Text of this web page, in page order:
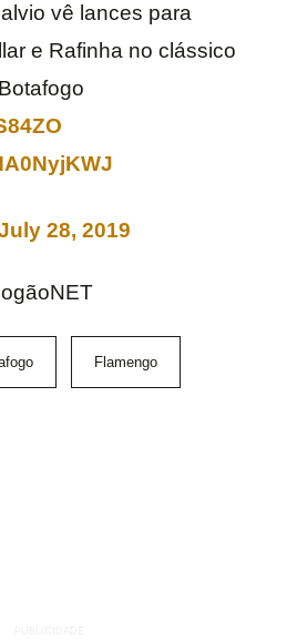
vê lances para
e Rafinha no clássico
28, 2019
Flamengo